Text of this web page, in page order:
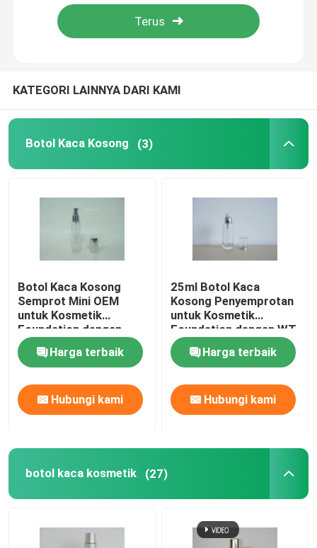
Tur Pabrik
Kontrol Kualitas
Botol Kaca Kosong
botol kaca kosmetik
Botol Kaca Parfum
Guci Krim Kaca
Botol Kaca Minyak Esensial
Kotak Kemasan Kosmetik
KATEGORI LAINNYA DARI KAMI
Botol Kaca Kosong (3)
Botol Kaca Kosong
Semprot Mini OEM
untuk Kosmetik
Foundation dengan
Pompa & Tutup WT
Harga terbaik
Hubungi kami
25ml Botol Kaca
Kosong Penyemprotan
untuk Kosmetik
Foundation dengan WT
Pump & Cap
Harga terbaik
Hubungi kami
botol kaca kosmetik (27)